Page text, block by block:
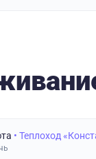
• Теплоход